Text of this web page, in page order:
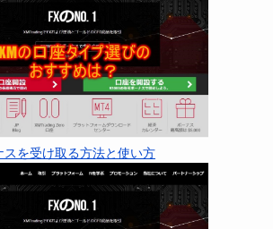
スを受け取る方法と使い方